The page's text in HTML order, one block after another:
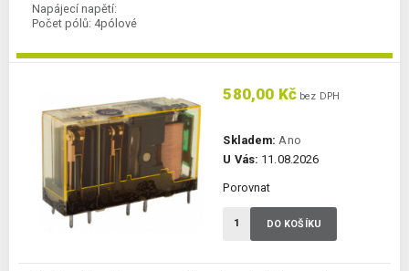
Napájecí napětí:
Počet pólů: 4pólové
580,00 Kč bez DPH
Skladem: Ano
U Vás: 11.08.2026
Porovnat
DO KOŠÍKU